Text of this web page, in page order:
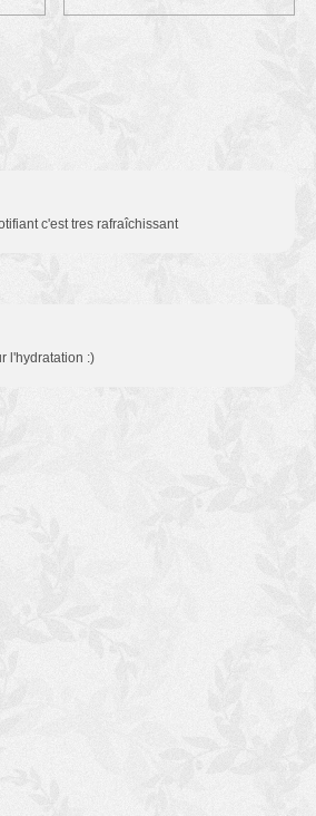
c'est tres rafraîchissant
l'hydratation :)